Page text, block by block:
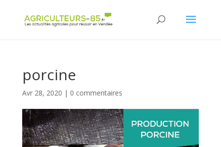
porcine
Avr 28, 2020 | 0 commentaires